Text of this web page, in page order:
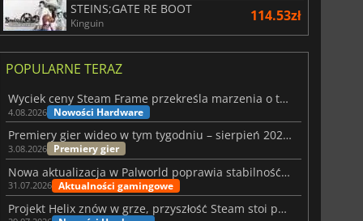
STEINS;GATE RE BOOT
Kinguin 114.53zł
POPULARNE TERAZ
Wyciek ceny Steam Frame przekreśla marzenia o tanim zestawie VR
4.08.2026 Nowości Hardware
Premiery gier wideo w tym tygodniu – sierpień 2026 r. (32. tydzień)
3.08.2026 Premiery gier
Nowa aktualizacja w Palworld poprawia stabilność Sunreach i walk z bossami
31.07.2026 Aktualności gamingowe
Projekt Helix znów w grze, przyszłość Steam stoi pod znakiem zapytania